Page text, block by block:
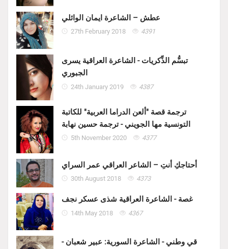
عطش – الشاعرة ايمان الوائلي
27th February 2018 4391
تبسُّم الذِّكريات - الشاعرة العراقية يسرى
الجبوري
24th January 2019 4387
ترجمة قصة "ألعن الدراما العربية" للكاتبة
التونسية مها الجويني - ترجمة حسين نهابة
5th November 2020 4377
أحتاجكِ أنتِ – الشاعر العراقي عمر السراي
30th August 2018 4373
غصة - الشاعرة العراقية شذى عسكر نجف
14th May 2018 4367
قي وطني - الشاعرة السورية: عبير شعبان -